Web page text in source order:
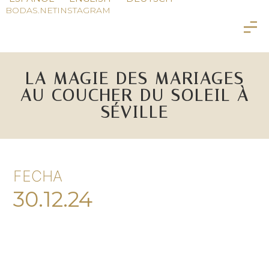
BODAS.NETINSTAGRAM
LA MAGIE DES MARIAGES
AU COUCHER DU SOLEIL À
SÉVILLE
FECHA
30.12.24